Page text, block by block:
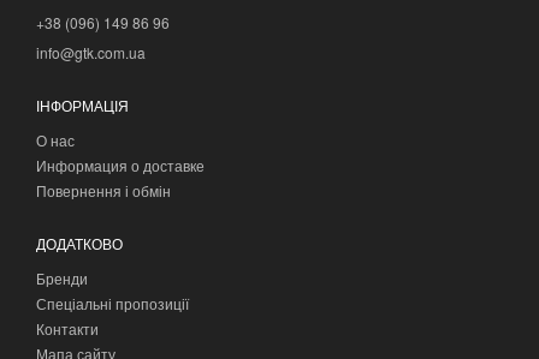
+38 (096) 149 86 96
info@gtk.com.ua
ІНФОРМАЦІЯ
О нас
Информация о доставке
Повернення і обмін
ДОДАТКОВО
Бренди
Спеціальні пропозиції
Контакти
Мапа сайту